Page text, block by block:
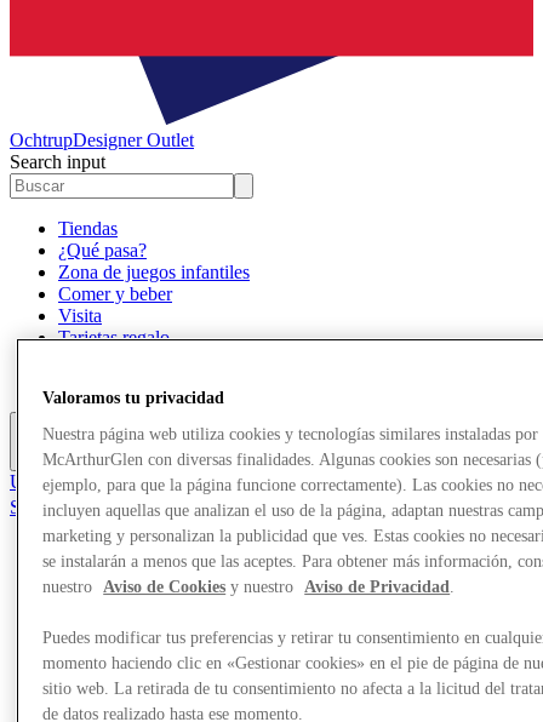
OchtrupDesigner Outlet
Search input
Tiendas
¿Qué pasa?
Zona de juegos infantiles
Comer y beber
Visita
Tarjetas regalo
Más
Únete al Club
Salvado
es
Tiendas
¿Qué pasa?
Comer y beber
Visita
Tarjetas regalo
Servicios
Valoramos tu privacidad
Nuestra página web utiliza cookies y tecnologías similares instaladas por
McArthurGlen con diversas finalidades. Algunas cookies son necesarias
ejemplo, para que la página funcione correctamente). Las cookies no
incluyen aquellas que analizan el uso de la página, adaptan nuestras
marketing y personalizan la publicidad que ves. Estas cookies no
se instalarán a menos que las aceptes. Para obtener más información,
nuestro
Aviso de Cookies y nuestro Aviso de Privacidad.
Puedes modificar tus preferencias y retirar tu consentimiento en
momento haciendo clic en «Gestionar cookies» en el pie de página de
sitio web. La retirada de tu consentimiento no afecta a la licitud del
de datos realizado hasta ese momento.